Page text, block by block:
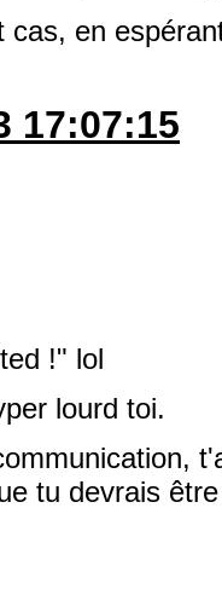
cas, en
17:07:15
!" lol
lourd toi.
tu devrais